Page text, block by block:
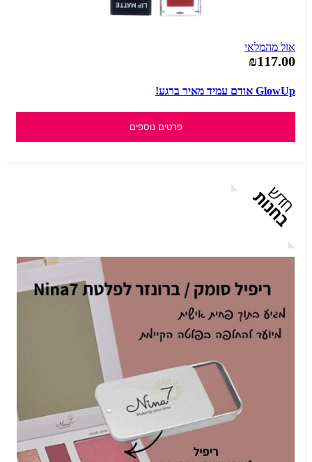
אזל מהמלאי
₪117.00
GlowUp אודם עמיד מאיר ברגע!
פרטים נוספים